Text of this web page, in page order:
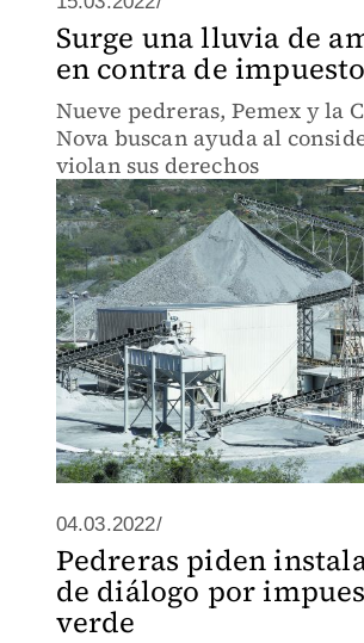
Surge una lluvia de
en contra de
Nueve pedreras, Pemex y la
Nova buscan ayuda al
violan sus derechos
04.03.2022/
Pedreras piden
de diálogo por
verde